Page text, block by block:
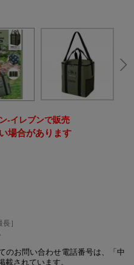
‐イレブンで販売
場合があります
］
のお問い合わせ電話番号は、「中
されています。